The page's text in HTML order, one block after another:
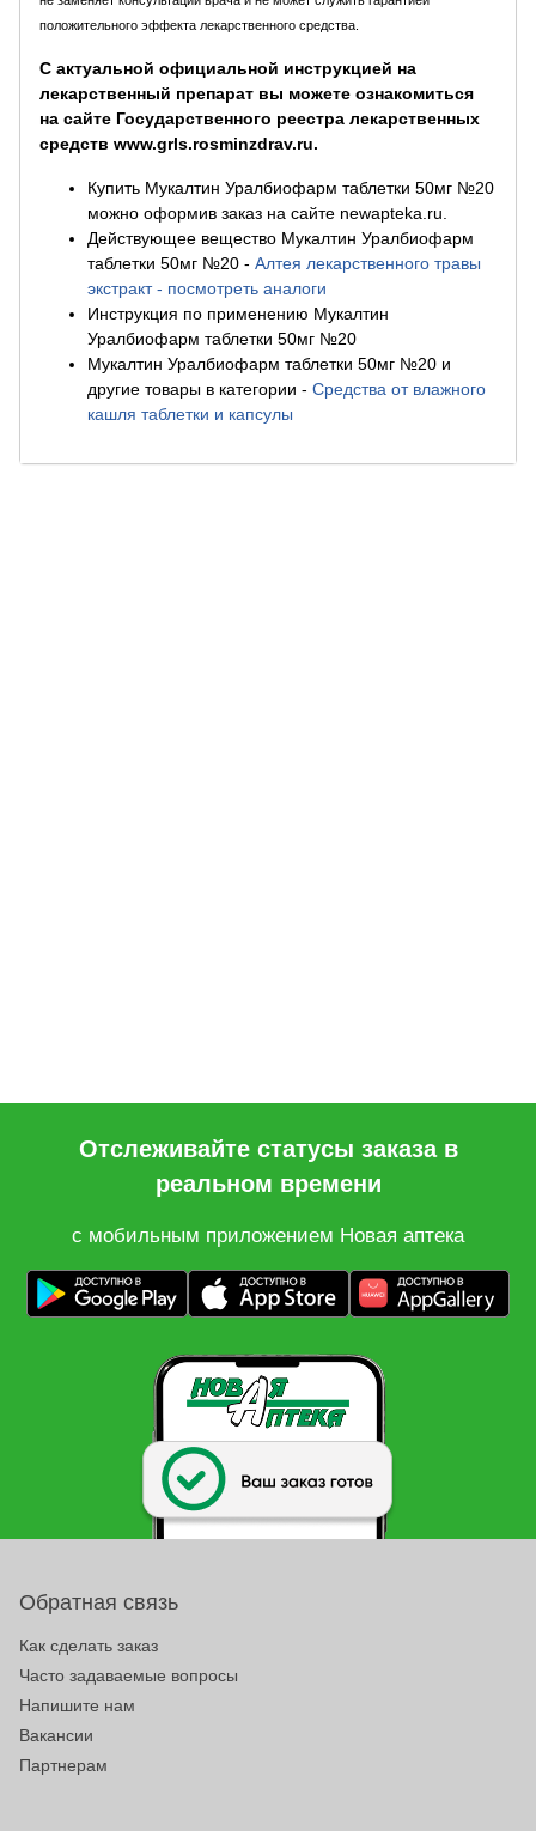
положительного эффекта лекарственного средства.
С актуальной официальной инструкцией на
лекарственный препарат вы можете ознакомиться
на сайте Государственного реестра лекарственных
средств www.grls.rosminzdrav.ru.
Купить Мукалтин Уралбиофарм таблетки 50мг №20
можно оформив заказ на сайте newapteka.ru.
Действующее вещество Мукалтин Уралбиофарм
таблетки 50мг №20 - Алтея лекарственного травы
экстракт - посмотреть аналоги
Инструкция по применению Мукалтин
Уралбиофарм таблетки 50мг №20
Мукалтин Уралбиофарм таблетки 50мг №20 и
другие товары в категории - Средства от влажного
кашля таблетки и капсулы
Отслеживайте статусы заказа в
реальном времени
с мобильным приложением Новая аптека
Обратная связь
Как сделать заказ
Часто задаваемые вопросы
Напишите нам
Вакансии
Партнерам